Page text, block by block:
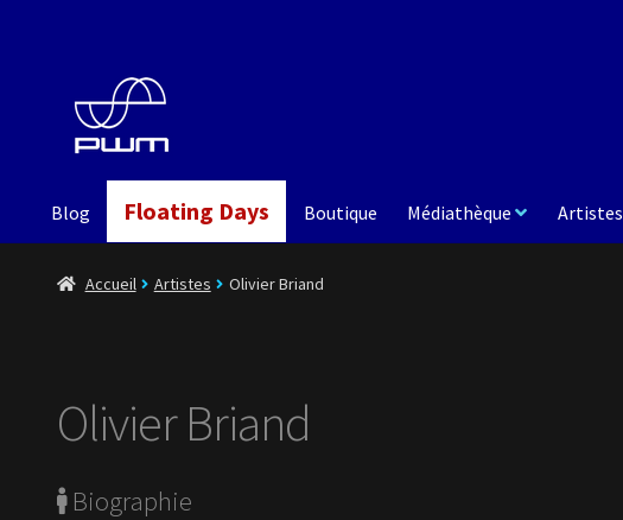
navigation
contenu
Blog Floating Days Boutique Médiathèque Artistes
Accueil Artistes Olivier Briand
Olivier Briand
Biographie